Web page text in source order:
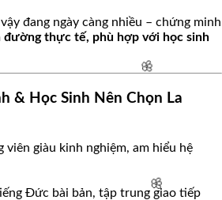
🌸
đang ngày càng nhiều – chứng minh
đường thực tế, phù hợp với học sinh
& Học Sinh Nên Chọn La
viên giàu kinh nghiệm, am hiểu hệ
Đức bài bản, tập trung giao tiếp